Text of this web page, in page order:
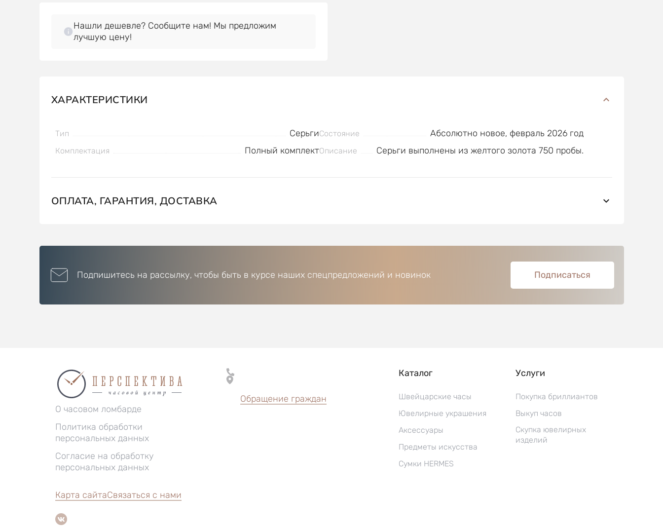
Нашли дешевле? Сообщите нам! Мы предложим
лучшую цену!
ХАРАКТЕРИСТИКИ
Тип Серьги
Комплектация Полный комплект
Состояние Абсолютно новое, февраль 2026 год
Описание Серьги выполнены из желтого золота 750 пробы.
ОПЛАТА, ГАРАНТИЯ, ДОСТАВКА
Подпишитесь на рассылку, чтобы быть в курсе наших спецпредложений и новинок Подписаться
О часовом ломбарде
Политика обработки
персональных данных
Согласие на обработку
персональных данных
Обращение граждан
Каталог
Швейцарские часы
Ювелирные украшения
Аксессуары
Предметы искусства
Сумки HERMES
Услуги
Покупка бриллиантов
Выкуп часов
Скупка ювелирных
изделий
Карта сайтаСвязаться с нами